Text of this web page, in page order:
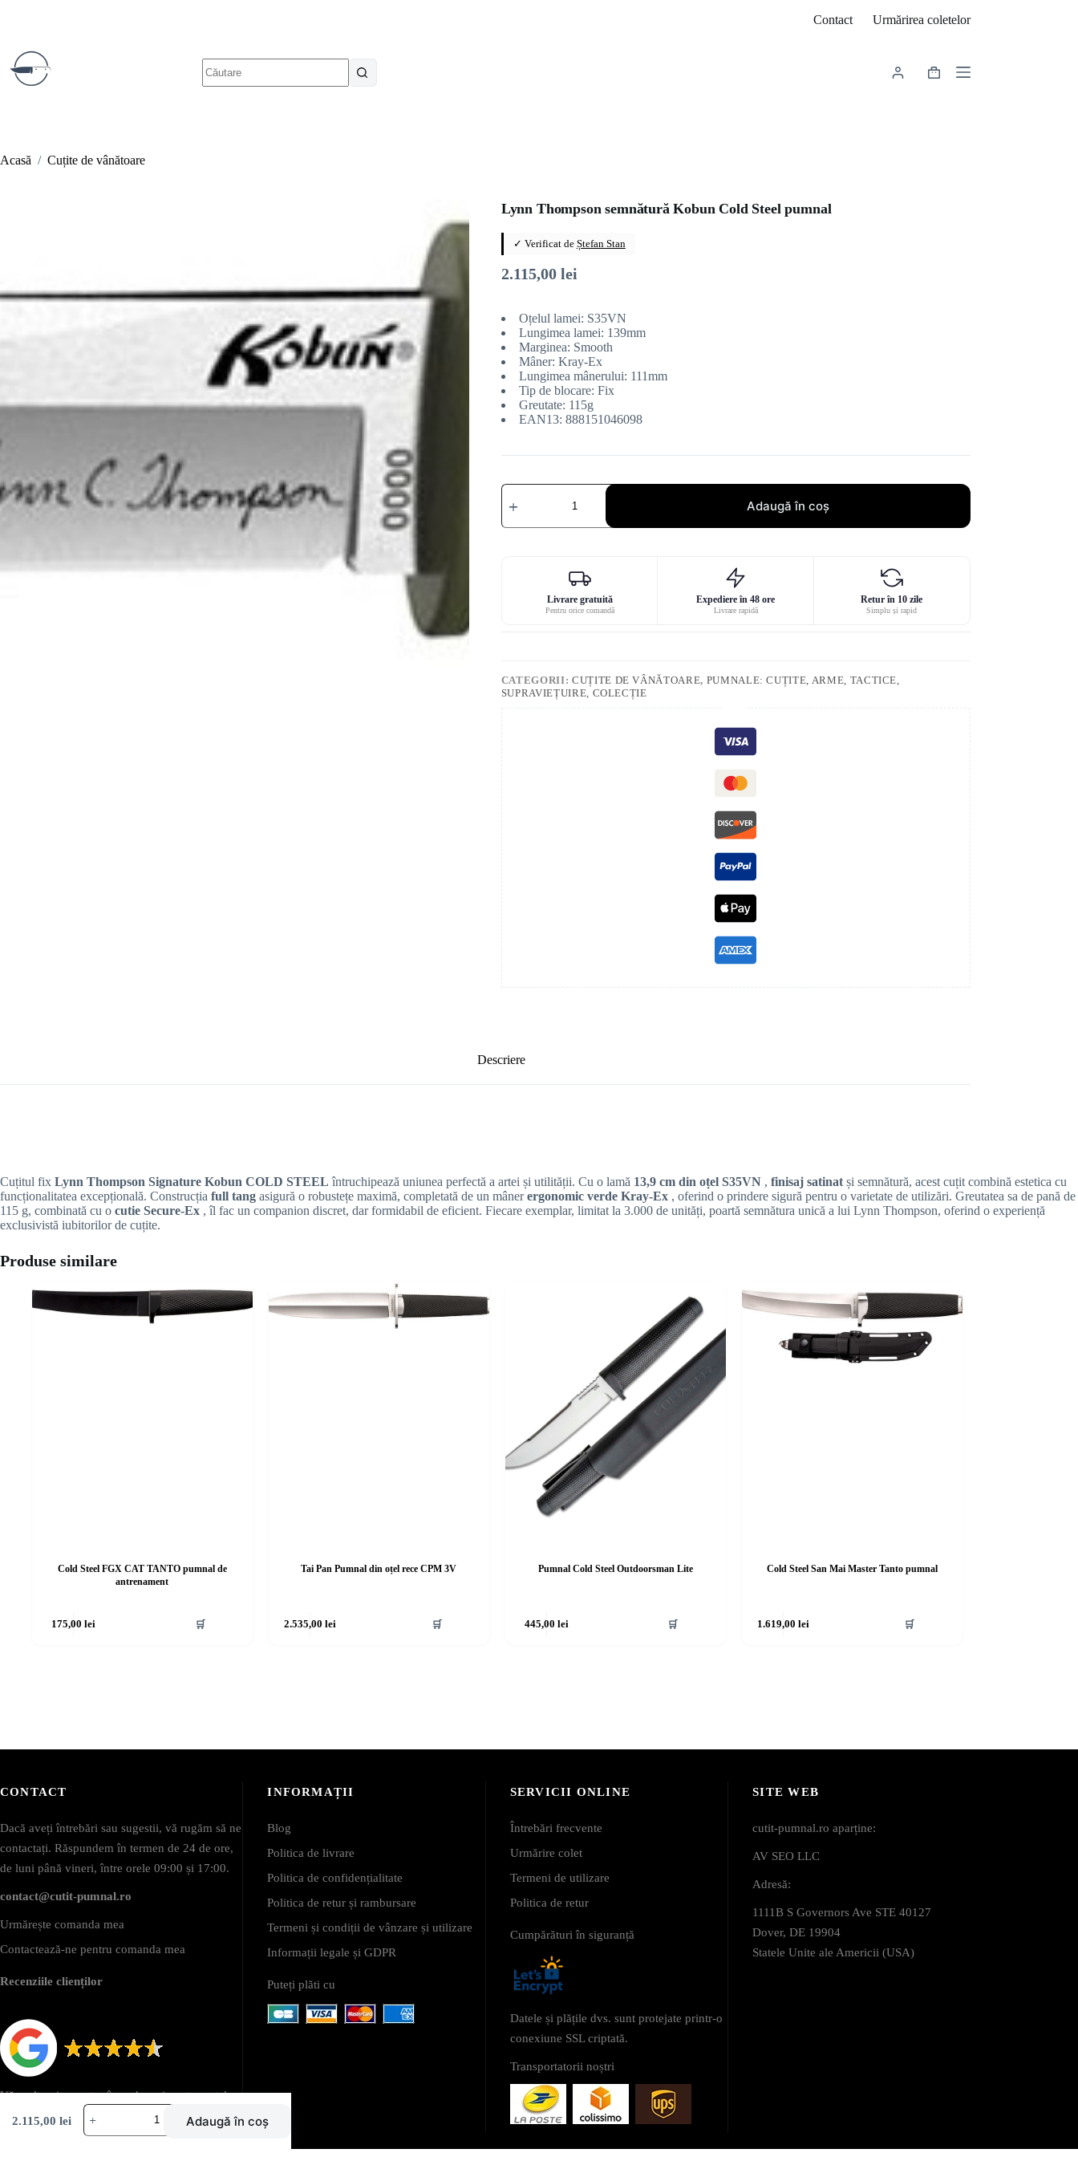
Contact Urmărirea coletelor
rezultat
Coș
Acasă / Cuțite de vânătoare
Lynn Thompson semnătură Kobun Cold Steel pumnal
✓ Verificat de Ștefan Stan
2.115,00 lei
Oțelul lamei: S35VN
Lungimea lamei: 139mm
Marginea: Smooth
Mâner: Kray-Ex
Lungimea mânerului: 111mm
Tip de blocare: Fix
Greutate: 115g
EAN13: 888151046098
Cantitate
Lynn
semnătură
Adaugă în coș
Livrare gratuită
Pentru orice comandă
Expediere în 48 ore
Livrare rapidă
Retur în 10 zile
Simplu și rapid
CATEGORII: CUȚITE DE VÂNĂTOARE, PUMNALE: CUȚITE, ARME, TACTICE,
SUPRAVIEȚUIRE, COLECȚIE
Descriere
Cuțitul fix Lynn Thompson Signature Kobun COLD STEEL întruchipează uniunea perfectă a artei și utilității. Cu o lamă 13,9 cm din oțel S35VN , finisaj satinat și semnătură, acest cuțit combină estetica cu
funcționalitatea excepțională. Construcția full tang asigură o robustețe maximă, completată de un mânerergonomic verde Kray-Ex , oferind o prindere sigură pentru o varietate de utilizări. Greutatea sa de pană de
115 g, combinată cu o cutie Secure-Ex , îl fac un companion discret, dar formidabil de eficient. Fiecare exemplar, limitat la 3.000 de unități, poartă semnătura unică a lui Lynn Thompson, oferind o experiență
exclusivistă iubitorilor de cuțite.
Produse similare
Cold Steel FGX CAT TANTO pumnal de
antrenament
175,00lei 🛒
Tai Pan Pumnal din oțel rece CPM 3V
2.535,00lei 🛒
Pumnal Cold Steel Outdoorsman Lite
445,00 lei 🛒
Cold Steel San Mai Master Tanto pumnal
1.619,00 lei 🛒
CONTACT
Dacă aveți întrebări sau sugestii, vă rugăm să ne
contactați. Răspundem în termen de 24 de ore,
de luni până vineri, între orele 09:00 și 17:00.
contact@cutit-pumnal.ro
Urmărește comanda mea
Contactează-ne pentru comanda mea
Recenziile clienților
Vă mulțumim pentru încredere și pentru sutele
de recenzii pozitive din partea clienților noștri.
INFORMAȚII
Blog
Politica de livrare
Politica de confidențialitate
Politica de retur și rambursare
Termeni și condiții de vânzare și utilizare
Informații legale și GDPR
Puteți plăti cu
SERVICII ONLINE
Întrebări frecvente
Urmărire colet
Termeni de utilizare
Politica de retur
Cumpărături în siguranță
Datele și plățile dvs. sunt protejate printr-o
conexiune SSL criptată.
Transportatorii noștri
SITE WEB
cutit-pumnal.ro aparține:
AV SEO LLC
Adresă:
1111B S Governors Ave STE 40127
Dover, DE 19904
Statele Unite ale Americii (USA)
2.115,00 lei
Cantitate
Lynn
Thompson
Adaugă în coș